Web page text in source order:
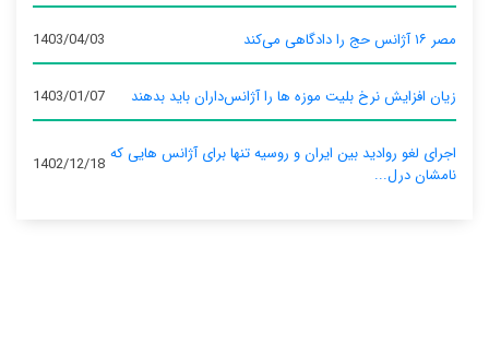
مصر ۱۶ آژانس حج را دادگاهی می‌کند 1403/04/03
زیان افزایش نرخ بلیت موزه ها را آژانس‌داران باید بدهند 1403/01/07
اجرای لغو روادید بین ایران و روسیه تنها برای آژانس‌ هایی که
نامشان درل...
1402/12/18